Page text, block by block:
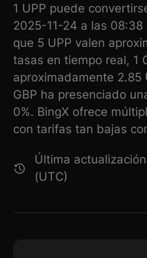
1 UPP puede
2025-11-24 a las
que 5 UPP valen
tasas en tiempo real, 1
aproximadamente 2.85
GBP ha presenciado
0%. BingX ofrece
con tarifas tan bajas
Última
(UTC)